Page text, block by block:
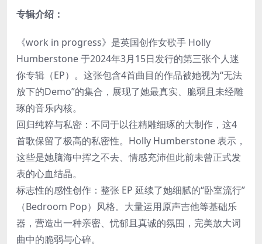
专辑介绍：
《work in progress》是英国创作女歌手 Holly
Humberstone 于2024年3月15日发行的第三张个人迷
你专辑（EP）。这张包含4首曲目的作品被她视为“无法
放下的Demo”的集合，展现了她最真实、脆弱且未经雕
琢的音乐内核。
回归纯粹与私密：不同于以往精雕细琢的大制作，这4
首歌保留了极高的私密性。Holly Humberstone 表示，
这些是她脑海中挥之不去、情感充沛但此前未曾正式发
表的心血结晶。
标志性的感性创作：整张 EP 延续了她细腻的“卧室流行”
（Bedroom Pop）风格。大量运用原声吉他等基础乐
器，营造出一种亲密、忧郁且真诚的氛围，完美放大词
曲中的脆弱与心碎。